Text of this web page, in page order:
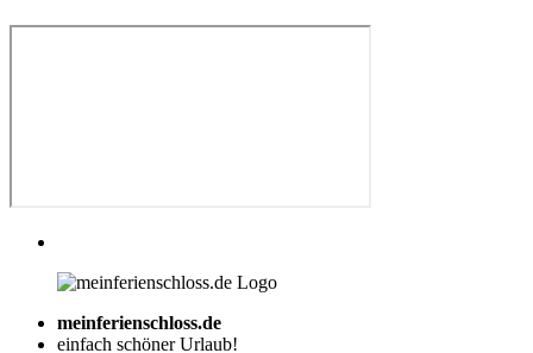
meinferienschloss.de
einfach schöner Urlaub!